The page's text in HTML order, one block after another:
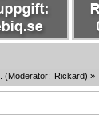
(Moderator: Rickard) »